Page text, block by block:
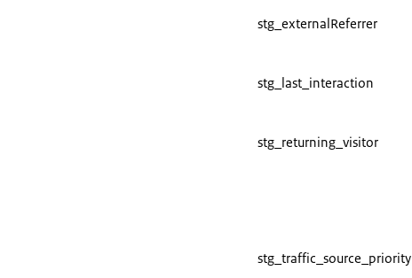
stg_externalReferrer
stg_last_interaction
stg_returning_visitor
stg_traffic_source_priority